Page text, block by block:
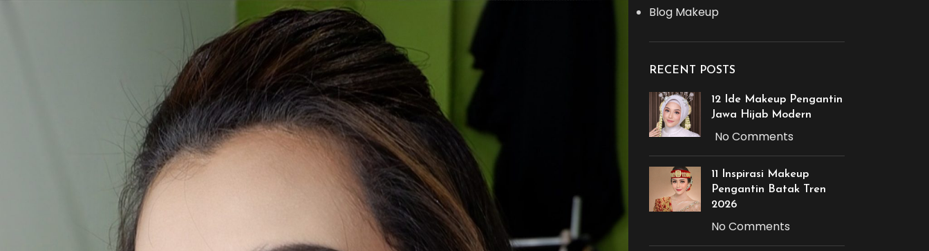
Blog Makeup
RECENT POSTS
12 Ide Makeup Pengantin
Jawa Hijab Modern
No Comments
11 Inspirasi Makeup
Pengantin Batak Tren
2026
No Comments